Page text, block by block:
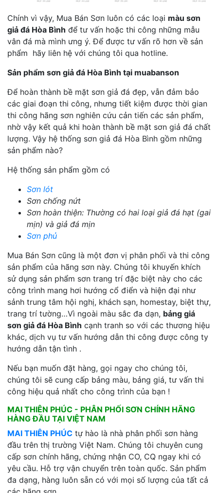
Chính vì vậy, Mua Bán Sơn luôn có các loại màu sơn
giả đá Hòa Bình để tư vấn hoặc thi công những mẫu
vân đá mà mình ưng ý. Để được tư vấn rõ hơn về sản
phẩm hãy liên hệ với chúng tôi qua hotline.
Sản phẩm sơn giả đá Hòa Bình tại muabanson
Để hoàn thành bề mặt sơn giả đá đẹp, vẫn đảm bảo
các giai đoạn thi công, nhưng tiết kiệm được thời gian
thi công hãng sơn nghiên cứu cản tiến các sản phẩm,
nhờ vậy kết quả khi hoàn thành bề mặt sơn giả đá chất
lượng. Vậy hệ thống sơn giả đá Hòa Bình gồm những
sản phẩm nào?
Hệ thống sản phẩm gồm có
Sơn lót
Sơn chống nứt
Sơn hoàn thiện: Thường có hai loại giả đá hạt (gai
mịn) và giả đá mịn
Sơn phủ
Mua Bán Sơn cũng là một đơn vị phân phối và thi công
sản phẩm của hãng sơn này. Chúng tôi khuyến khích
sử dụng sản phẩm sơn trang trí đặc biệt này cho các
công trình mang hơi hướng cổ điển và hiện đại như
sảnh trung tâm hội nghị, khách sạn, homestay, biệt thự,
trang trí tường…Vì ngoài màu sắc đa dạn, bảng giá
sơn giả đá Hòa Bình cạnh tranh so với các thương hiệu
khác, dịch vụ tư vấn hướng dẫn thi công được công ty
hướng dẫn tận tình .
Nếu bạn muốn đặt hàng, gọi ngay cho chúng tôi,
chúng tôi sẽ cung cấp bảng màu, bảng giá, tư vấn thi
công hiệu quả nhất cho công trình của bạn !
MAI THIÊN PHÚC - PHÂN PHỐI SƠN CHÍNH HÃNG
HÀNG ĐẦU TẠI VIỆT NAM
MAI THIÊN PHÚC tự hào là nhà phân phối sơn hàng
đầu trên thị trường Việt Nam. Chúng tôi chuyên cung
cấp sơn chính hãng, chứng nhận CO, CQ ngay khi có
yêu cầu. Hỗ trợ vận chuyển trên toàn quốc. Sản phẩm
đa dạng, hàng luôn sẵn có với mọi số lượng của tất cả